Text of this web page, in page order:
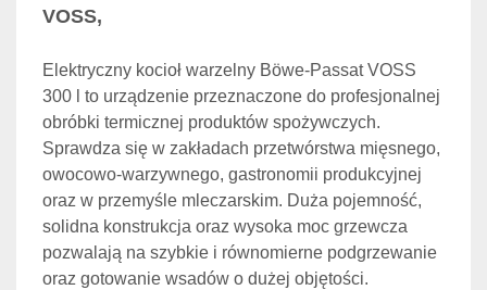
VOSS,
Elektryczny kocioł warzelny Böwe-Passat VOSS
300 l to urządzenie przeznaczone do profesjonalnej
obróbki termicznej produktów spożywczych.
Sprawdza się w zakładach przetwórstwa mięsnego,
owocowo-warzywnego, gastronomii produkcyjnej
oraz w przemyśle mleczarskim. Duża pojemność,
solidna konstrukcja oraz wysoka moc grzewcza
pozwalają na szybkie i równomierne podgrzewanie
oraz gotowanie wsadów o dużej objętości.